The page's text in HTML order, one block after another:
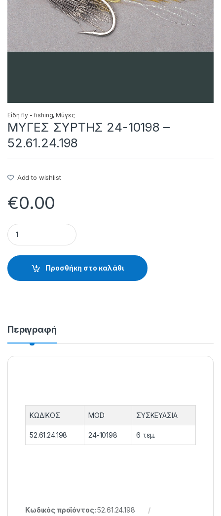
Είδη fly - fishing,Μύγες
MΥΓΕΣ ΣΥΡΤΗΣ 24-10198 –
52.61.24.198
Add to wishlist
€0.00
MΥΓΕΣ ΣΥΡΤΗΣ 24-10198 - 52.61.24.198 quantity
Προσθήκη στο καλάθι
Περιγραφή
ΚΩΔΙΚΟΣ MOD ΣΥΣΚΕΥΑΣΙΑ
52.61.24.198 24-10198 6 τεμ.
Κωδικός προϊόντος:52.61.24.198